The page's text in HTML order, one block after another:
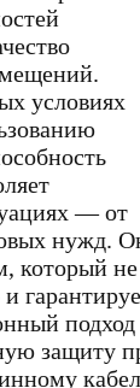
условиях
— от
нужд.
который не
подход
защиту